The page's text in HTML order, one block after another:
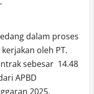
dalam proses
oleh PT.
sebesar 14.48
APBD
2025,